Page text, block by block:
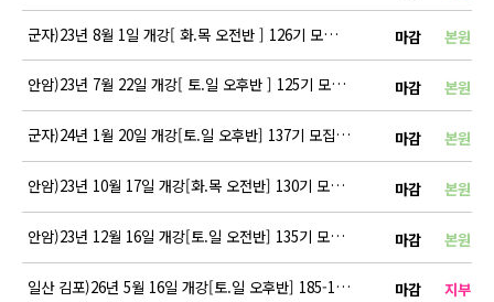
군자)23년 8월 1일 개강[ 화.목 오전반 ] 126기 모집 안내 마감 본원
안암)23년 7월 22일 개강[ 토.일 오후반 ] 125기 모집 안내 마감 본원
군자)24년 1월 20일 개강[토.일 오후반] 137기 모집 안내 마감 본원
안암)23년 10월 17일 개강[화.목 오전반] 130기 모집 안내 마감 본원
안암)23년 12월 16일 개강[토.일 오전반] 135기 모집 안내 마감 본원
일산 김포)26년 5월 16일 개강[토.일 오후반] 185-1기 마감 지부